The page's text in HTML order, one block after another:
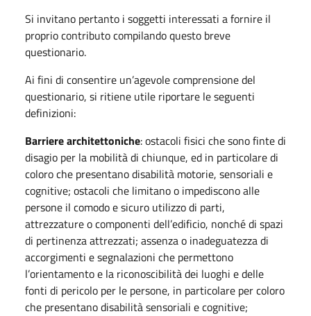
Si invitano pertanto i soggetti interessati a fornire il
proprio contributo compilando questo breve
questionario.
Ai fini di consentire un’agevole comprensione del
questionario, si ritiene utile riportare le seguenti
definizioni:
Barriere architettoniche: ostacoli fisici che sono finte di
disagio per la mobilità di chiunque, ed in particolare di
coloro che presentano disabilità motorie, sensoriali e
cognitive; ostacoli che limitano o impediscono alle
persone il comodo e sicuro utilizzo di parti,
attrezzature o componenti dell’edificio, nonché di spazi
di pertinenza attrezzati; assenza o inadeguatezza di
accorgimenti e segnalazioni che permettono
l’orientamento e la riconoscibilità dei luoghi e delle
fonti di pericolo per le persone, in particolare per coloro
che presentano disabilità sensoriali e cognitive;